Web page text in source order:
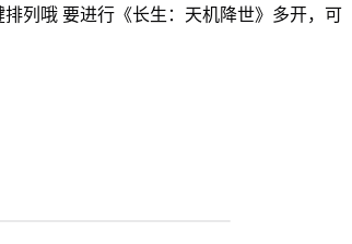
列哦 要进行《长生：天机降世》多开，可